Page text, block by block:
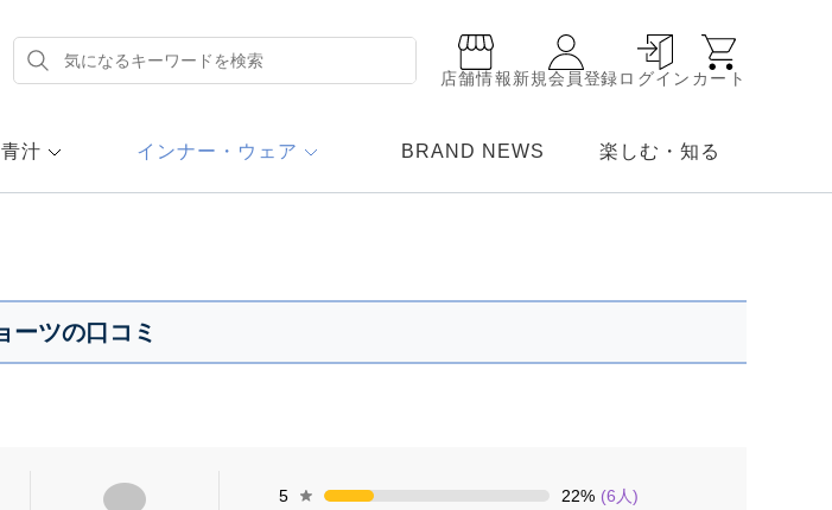
店舗情報新規会員登録ログイン カート
青汁 インナー・ウェア BRAND NEWS 楽しむ・知る
ーツの口コミ
5 22% (6 人)